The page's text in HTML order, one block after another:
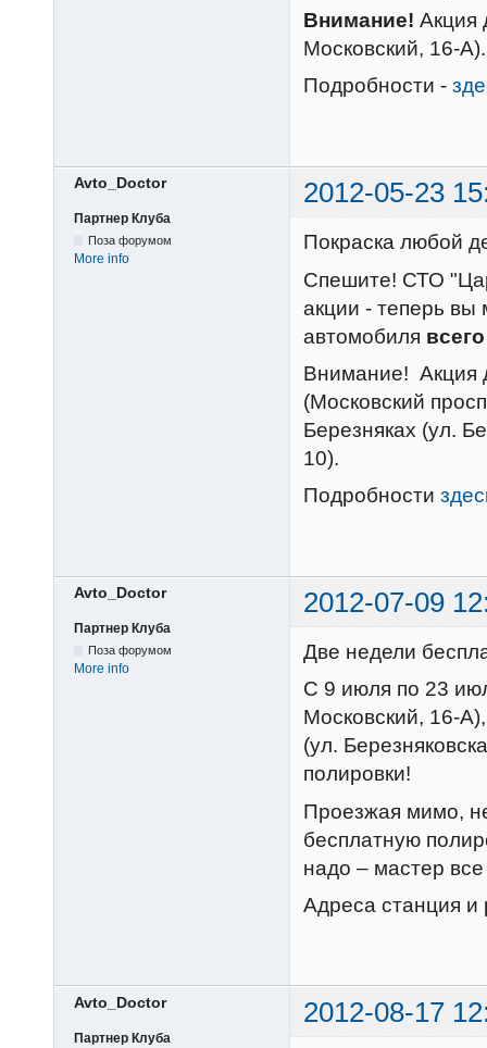
Внимание! Акция
Московский, 16-А).
Подробности -
Avto_Doctor 2012-05-23
Партнер Клуба
Поза форумом
More info
Покраска любой
Спешите! СТО
акции - теперь вы
автомобиля
Внимание! Акция
(Московский
Березняках (ул.
10).
Подробности
Avto_Doctor 2012-07-09
Партнер Клуба
Поза форумом
More info
Две недели
С 9 июля по 23
Московский, 16-
(ул.
полировки!
Проезжая мимо,
бесплатную
надо – мастер
Адреса станция
Avto_Doctor 2012-08-17
Партнер Клуба